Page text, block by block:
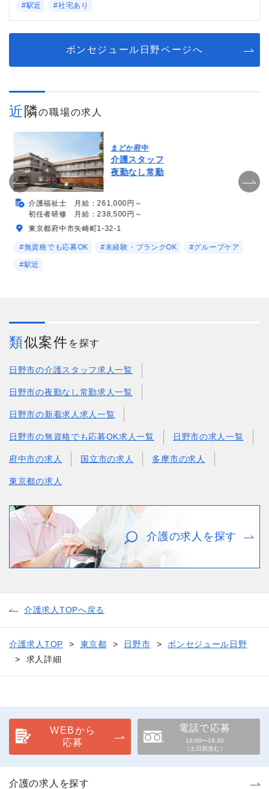
#駅近 #社宅あり
ボンセジュール日野ページへ
近隣の職場の求人
まどか府中
介護スタッフ
夜勤なし常勤
介護福祉士 月給：261,000円～
初任者研修 月給：238,500円～
東京都府中市矢崎町1-32-1
#無資格でも応募OK #未経験・ブランクOK #グループケア
#駅近
類似案件 を探す
日野市の介護スタッフ求人一覧
日野市の夜勤なし常勤求人一覧
日野市の新着求人求人一覧
日野市の無資格でも応募OK求人一覧 日野市の求人一覧
府中市の求人 国立市の求人 多摩市の求人
東京都の求人
介護の求人を探す
介護求人TOPへ戻る
介護求人TOP 東京都 日野市
ボンセジュール日野
求人詳細
WEBから
応募
電話で応募
10:00〜18:30
（土日祝含む）
介護の求人を探す